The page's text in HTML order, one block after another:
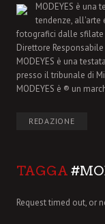
MODEYES è una
tendenze, all'arte
fotografici dalle
Direttore Responsabile
MODEYES è una
presso il tribunale di
MODEYES è ® un
REDAZIONE
TAGGA
Request timed out, or